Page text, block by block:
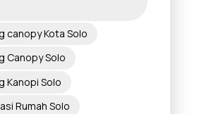
canopy Kota Solo
Canopy Solo
Kanopi Solo
Rumah Solo